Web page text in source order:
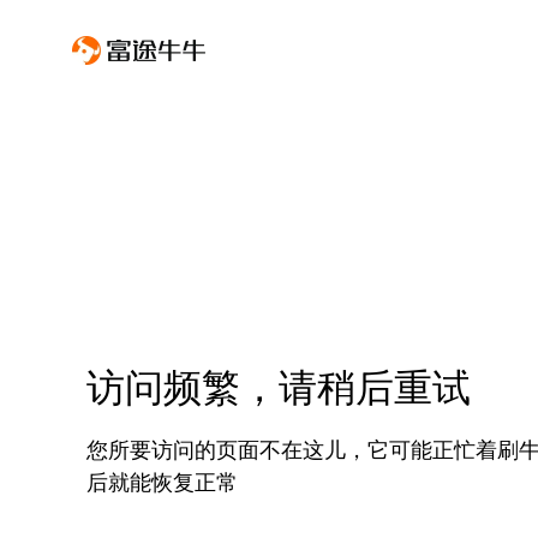
访问频繁，请稍后重试
您所要访问的页面不在这儿，它可能正忙着刷
后就能恢复正常